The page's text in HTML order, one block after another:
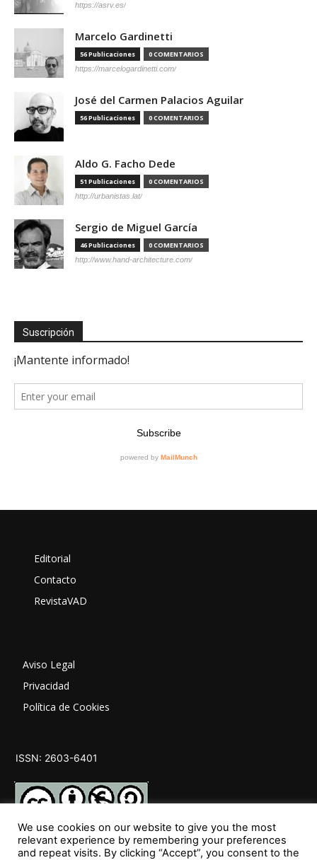
https://asrv.es/
Marcelo Gardinetti
56 Publicaciones 0 COMENTARIOS
https://marcelogardinetti.com/
José del Carmen Palacios Aguilar
56 Publicaciones 0 COMENTARIOS
Aldo G. Facho Dede
51 Publicaciones 0 COMENTARIOS
http://urbanistas.lat/
Sergio de Miguel García
46 Publicaciones 0 COMENTARIOS
http://www.hand-architecture.com/
Suscripción
Editorial
Contacto
RevistaVAD
Aviso Legal
Privacidad
Política de Cookies
ISSN: 2603-6401
We use cookies on our website to give you the most
relevant experience by remembering your preferences
and repeat visits. By clicking “Accept”, you consent to the